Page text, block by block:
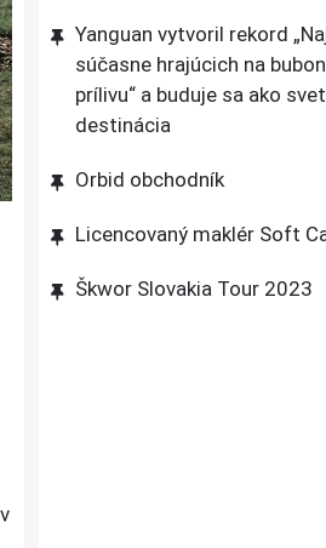
Yanguan vytvoril rekord
súčasne hrajúcich na
prílivu“ a buduje sa ako
destinácia
Orbid obchodník
Licencovaný maklér Soft
Škwor Slovakia Tour 2023